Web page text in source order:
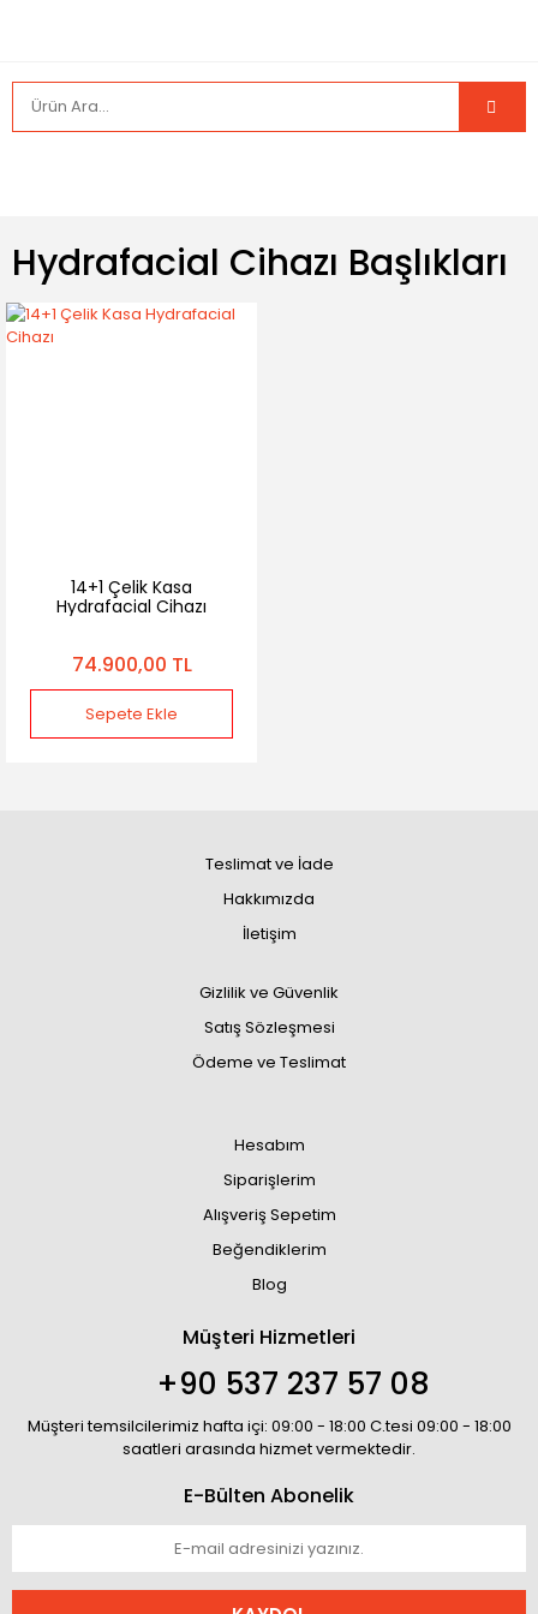
Hydrafacial Cihazı Başlıkları
14+1 Çelik Kasa
Hydrafacial Cihazı
74.900,00 TL
Sepete Ekle
Teslimat ve İade
Hakkımızda
İletişim
Gizlilik ve Güvenlik
Satış Sözleşmesi
Ödeme ve Teslimat
Hesabım
Siparişlerim
Alışveriş Sepetim
Beğendiklerim
Blog
Müşteri Hizmetleri
+90 537 237 57 08
Müşteri temsilcilerimiz hafta içi: 09:00 - 18:00 C.tesi 09:00 - 18:00
saatleri arasında hizmet vermektedir.
E-Bülten Abonelik